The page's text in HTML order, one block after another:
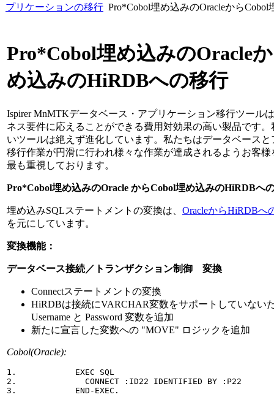
プリケーションの移行 Pro*Cobol埋め込みのOracleから
Pro*Cobol埋め込みのOracle
め込みのHiRDBへの移行
Ispirer MnMTKデータベース・アプリケーション移行ツール
ネス要件に応えることができる費用対効果の高い製品です
いツールは絶えず進化しています。私たちはデータベース
移行作業が円滑に行われ様々な作業が達成されるようお客
最も重視しております。
Pro*Cobol埋め込みのOracle からCobol埋め込みのHiRDBへ
埋め込みSQLステートメントの変換は、 OracleからHiRDBへ
を元にしています。
変換機能：
データベース接続／トランザクション制御 変換
Connectステートメントの変換
HiRDBは接続にVARCHAR変数をサポートしていない
Username と Password 変数を追加
新たに宣言した変数への "MOVE" ロジックを追加
Cobol(Oracle):
1.            EXEC SQL
2.              CONNECT :ID22 IDENTIFIED BY :P22
3.            END-EXEC.